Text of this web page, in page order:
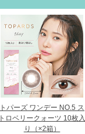
トパーズ ワンデー NO.5 ス
トロベリークォーツ 10枚入
り（×2箱）